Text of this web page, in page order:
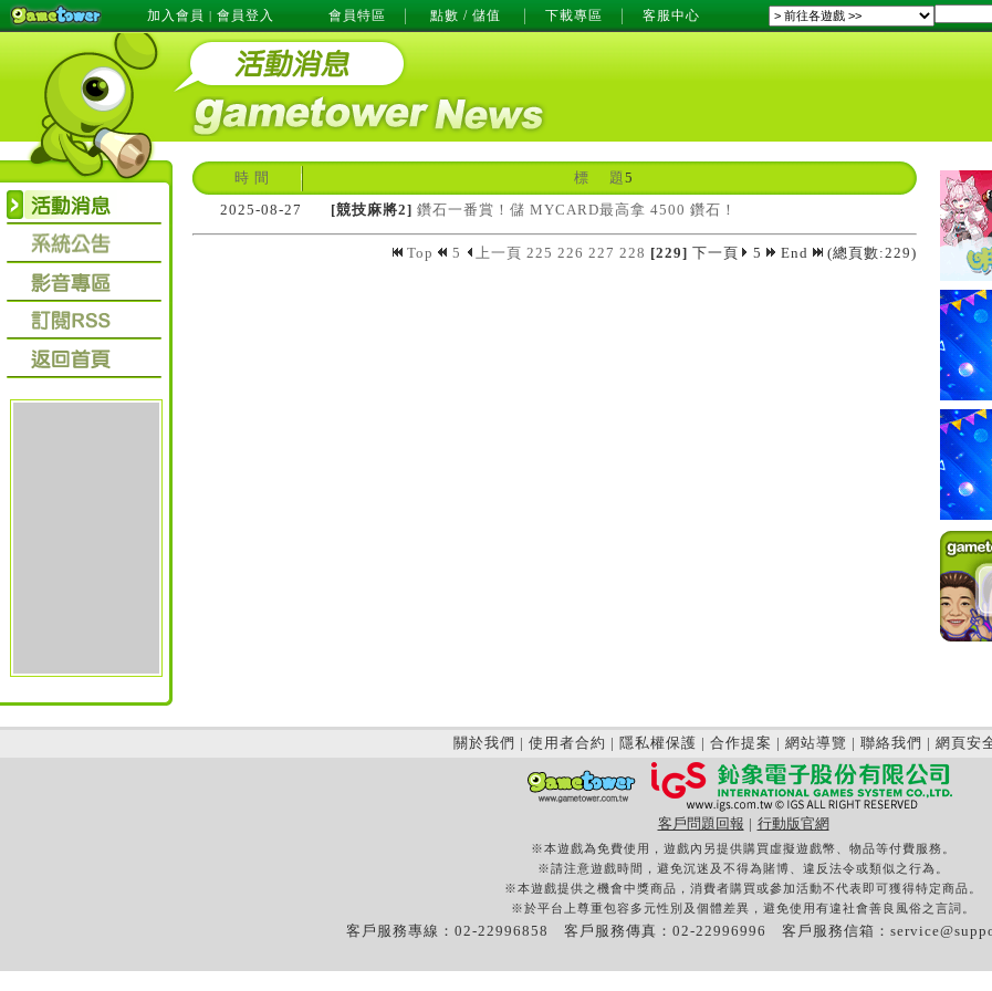
加入會員 | 會員登入 會員特區 點數 / 儲值 下載專區 客服中心
時 間 標 題5
2025-08-27
[競技麻將2] 鑽石一番賞！儲 MYCARD最高拿 4500 鑽石！
Top 5 上一頁 225 226 227 228 [229] 下一頁 5 End (總頁數:229)
關於我們 | 使用者合約 | 隱私權保護 | 合作提案 | 網站導覽 | 聯絡我們 | 網頁安
客戶問題回報 | 行動版官網
※本遊戲為免費使用，遊戲內另提供購買虛擬遊戲幣、物品等付費服務。
※請注意遊戲時間，避免沉迷及不得為賭博、違反法令或類似之行為。
※本遊戲提供之機會中獎商品，消費者購買或參加活動不代表即可獲得特定商品。
※於平台上尊重包容多元性別及個體差異，避免使用有違社會善良風俗之言詞。
客戶服務專線：02-22996858 客戶服務傳真：02-22996996 客戶服務信箱：